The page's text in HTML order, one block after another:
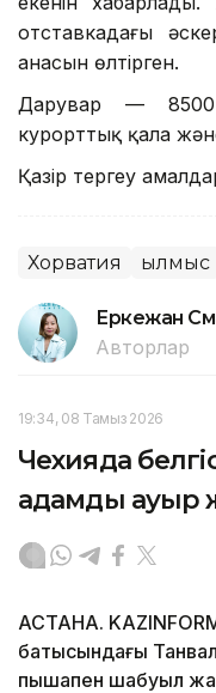
отставкадағы
анасын өлтірген.
Дарувар — 8500
курорттық қала
Қазір тергеу
Хорватия Қылмыс
Еркежан
Авторлар
19:34, 08 Тамыз 2026
Чехияда
адамды ауыр
АСТАНА.
батысындағы
пышақпен шабуыл